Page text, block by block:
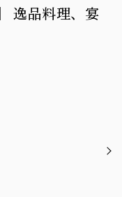
逸品料理、宴